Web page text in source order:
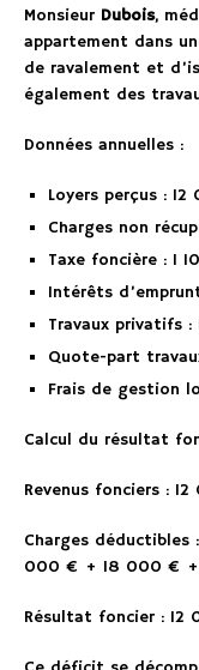
Monsieur Dubois,
appartement dans
de ravalement et
également des
Données annuelles :
Loyers perçus :
Charges non
Taxe foncière : 1
Intérêts
Travaux privatifs
Quote-part
Frais de gestion
Calcul du résultat
Revenus fonciers :
Charges
000 € + 18 000 €
Résultat foncier :